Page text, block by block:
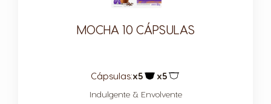
MOCHA 10 CÁPSULAS
Cápsulas:x5 x5
Indulgente & Envolvente